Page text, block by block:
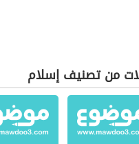
من تصنيف إسلام